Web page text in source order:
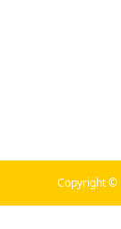
Copyright ©